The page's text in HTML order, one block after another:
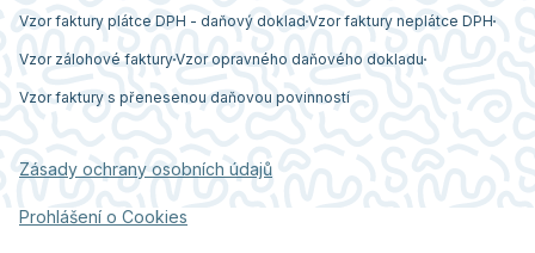
Vzor faktury plátce DPH - daňový doklad Vzor faktury neplátce DPH
Vzor zálohové fakturyVzor opravného daňového dokladu
Vzor faktury s přenesenou daňovou povinností
Zásady ochrany osobních údajů
Prohlášení o Cookies